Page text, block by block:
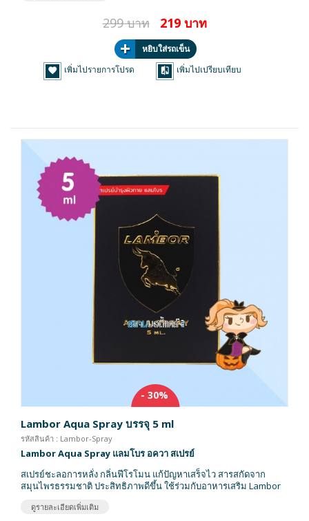
299 บาท 219 บาท
หยิบใส่รถเข็น
เพิ่มไปรายการโปรด
เพิ่มไปเปรียบเทียบ
- 30%
Lambor Aqua Spray บรรจุ 5 ml
รหัสสินค้า : Lambor-Spray
Lambor Aqua Spray แลมโบร อควา สเปรย์
สเปรย์ชะลอการหลั่ง กลิ่นฟีโรโมน แก้ปัญหาเสร็จไว สารสกัดจาก
สมุนไพรธรรมชาติ ประสิทธิภาพดีขึ้น ใช้ร่วมกับอาหารเสริม Lambor
ดูรายละเอียดเพิ่มเติม